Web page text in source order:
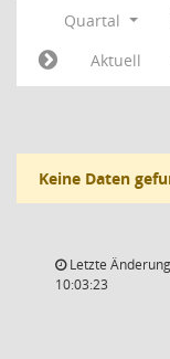
Quartal
Aktuell
Keine Daten
Letzte
10:03:23